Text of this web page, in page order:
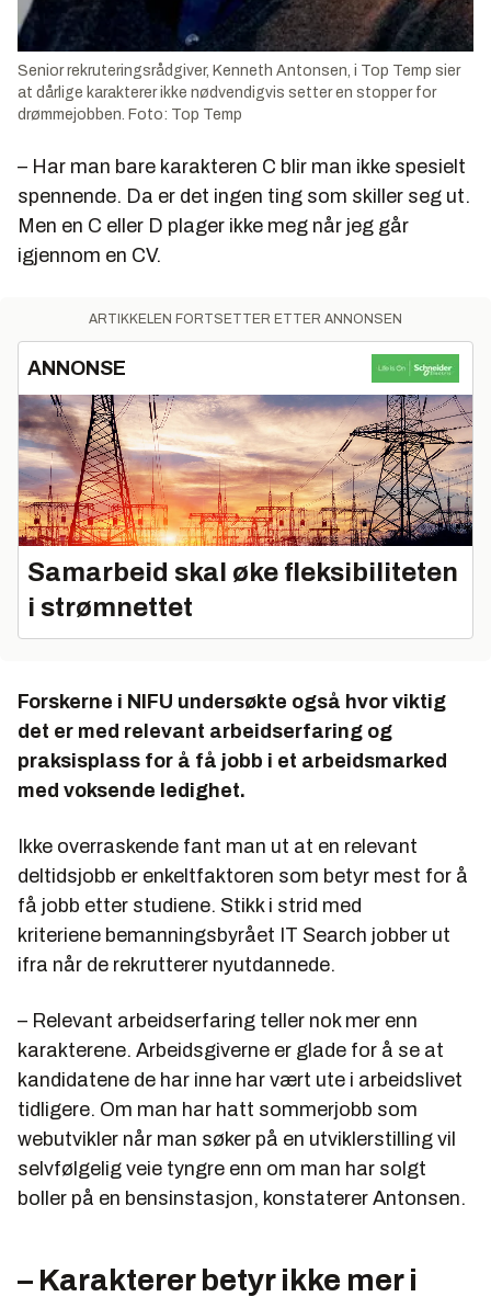
Senior rekruteringsrådgiver, Kenneth Antonsen, i Top Temp sier
at dårlige karakterer ikke nødvendigvis setter en stopper for
drømmejobben. Foto: Top Temp
– Har man bare karakteren C blir man ikke spesielt
spennende. Da er det ingen ting som skiller seg ut.
Men en C eller D plager ikke meg når jeg går
igjennom en CV.
ARTIKKELEN FORTSETTER ETTER ANNONSEN
ANNONSE
Samarbeid skal øke fleksibiliteten
i strømnettet
Forskerne i NIFU undersøkte også hvor viktig
det er med relevant arbeidserfaring og
praksisplass for å få jobb i et arbeidsmarked
med voksende ledighet.
Ikke overraskende fant man ut at en relevant
deltidsjobb er enkeltfaktoren som betyr mest for å
få jobb etter studiene. Stikk i strid med
kriteriene bemanningsbyrået IT Search jobber ut
ifra når de rekrutterer nyutdannede.
– Relevant arbeidserfaring teller nok mer enn
karakterene. Arbeidsgiverne er glade for å se at
kandidatene de har inne har vært ute i arbeidslivet
tidligere. Om man har hatt sommerjobb som
webutvikler når man søker på en utviklerstilling vil
selvfølgelig veie tyngre enn om man har solgt
boller på en bensinstasjon, konstaterer Antonsen.
– Karakterer betyr ikke mer i